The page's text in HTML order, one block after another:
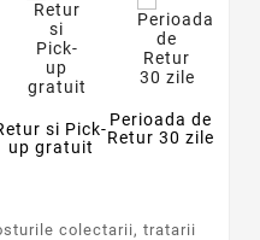
si Pick-
up gratuit
Perioada de
Retur 30 zile
colectarii, tratarii